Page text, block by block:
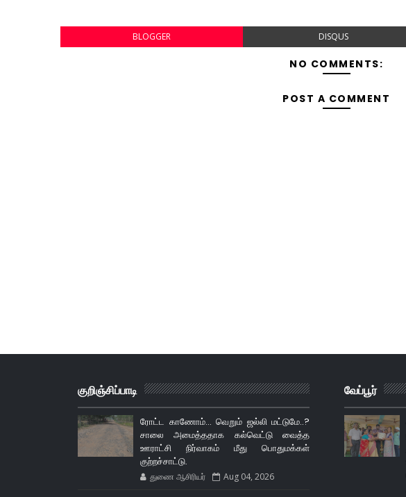
BLOGGER DISQUS
NO COMMENTS:
POST A COMMENT
குறிஞ்சிப்பாடி
ரோட்ட காணோம்... வெறும் ஜல்லி மட்டுமே..?
சாலை அமைத்ததாக கல்வெட்டு வைத்த
ஊராட்சி நிர்வாகம் மீது பொதுமக்கள்
குற்றச்சாட்டு.
துணை ஆசிரியர் Aug 04, 2026
வேப்பூர்